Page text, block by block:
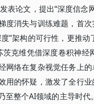
表论文，提出“深度信念
度消失与训练难题，首
”架构的可行性，更推
茨克维凭借深度卷积神
网络在复杂视觉任务上
用的怀疑，激发了全行
整个AI领域的主导时代